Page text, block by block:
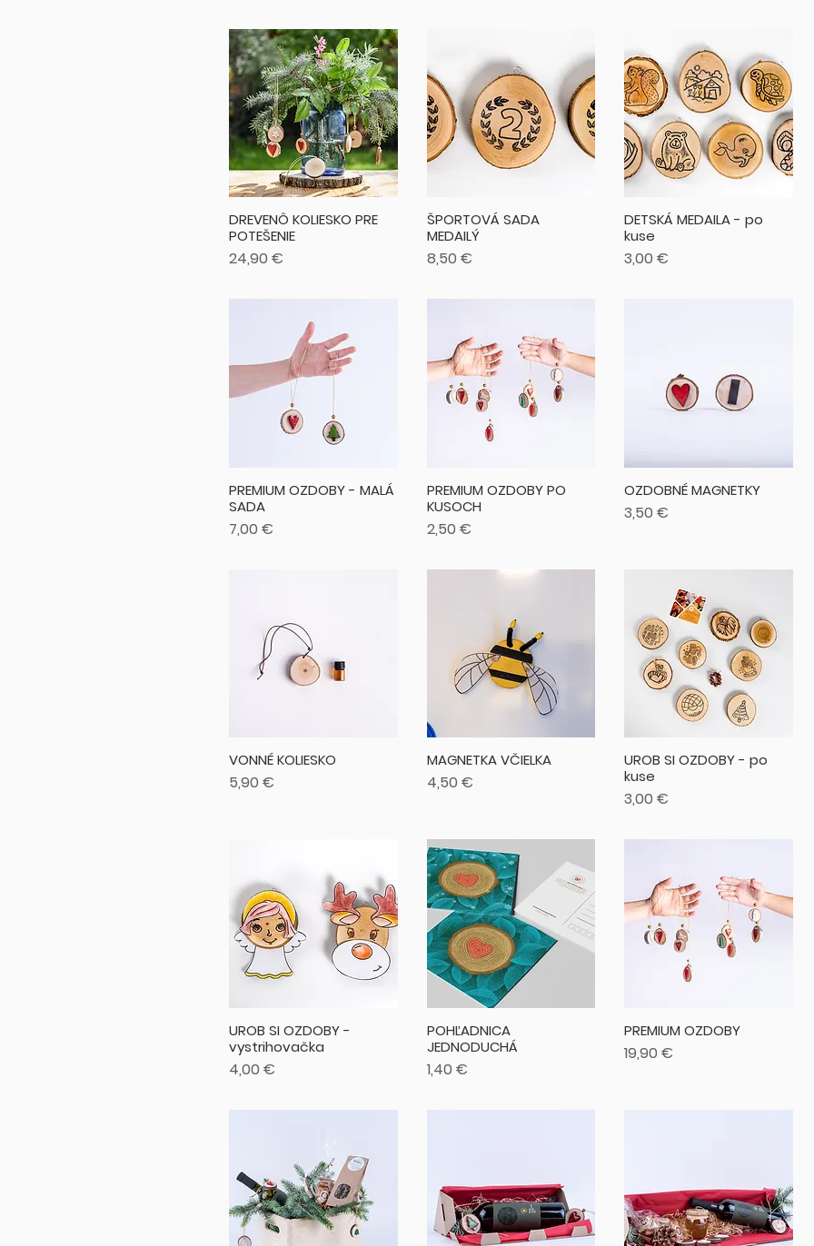
DREVENÔ KOLIESKO PRE
POTEŠENIE
Cena
24,90 €
ŠPORTOVÁ SADA
MEDAILÝ
Cena
8,50 €
DETSKÁ MEDAILA - po
kuse
Cena
3,00 €
PREMIUM OZDOBY - MALÁ
SADA
Cena
7,00 €
PREMIUM OZDOBY PO
KUSOCH
Cena
2,50 €
OZDOBNÉ MAGNETKY
Cena
3,50 €
VONNÉ KOLIESKO
Cena
5,90 €
MAGNETKA VČIELKA
Cena
4,50 €
UROB SI OZDOBY - po
kuse
Cena
3,00 €
UROB SI OZDOBY -
vystrihovačka
Cena
4,00 €
POHĽADNICA
JEDNODUCHÁ
Cena
1,40 €
PREMIUM OZDOBY
Cena
19,90 €